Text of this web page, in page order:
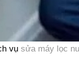
vụ sửa máy lọc